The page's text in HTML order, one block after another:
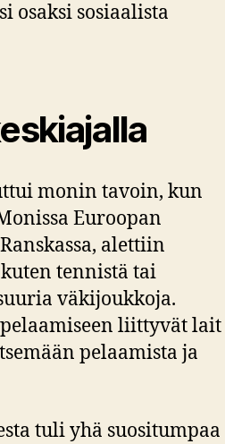
osaksi sosiaalista
monin tavoin, kun
Euroopan
alettiin
tennistä tai
väkijoukkoja.
liittyvät lait
pelaamista ja
tuli yhä suositumpaa